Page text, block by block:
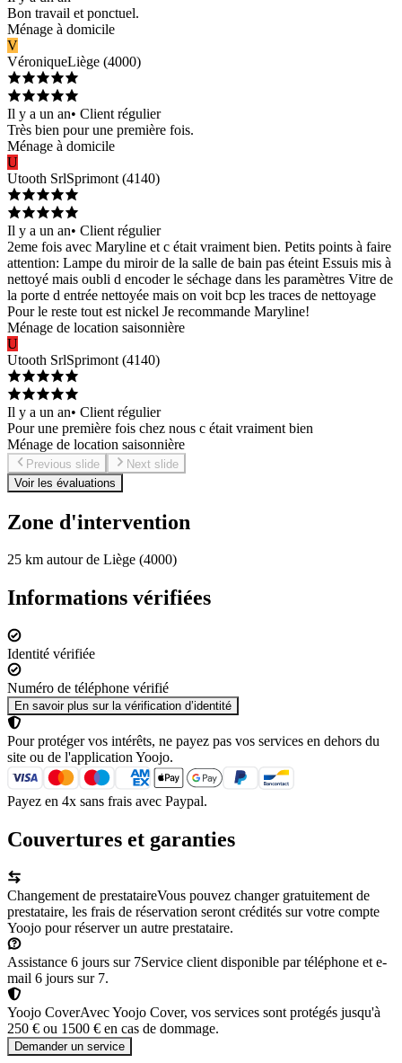
Bon travail et ponctuel.
Ménage à domicile
V
VéroniqueLiège (4000)
Il y a un an• Client régulier
Très bien pour une première fois.
Ménage à domicile
U
Utooth SrlSprimont (4140)
Il y a un an• Client régulier
2eme fois avec Maryline et c était vraiment bien. Petits points à faire
attention: Lampe du miroir de la salle de bain pas éteint Essuis mis à
nettoyé mais oubli d encoder le séchage dans les paramètres Vitre de
la porte d entrée nettoyée mais on voit bcp les traces de nettoyage
Pour le reste tout est nickel Je recommande Maryline!
Ménage de location saisonnière
U
Utooth SrlSprimont (4140)
Il y a un an• Client régulier
Pour une première fois chez nous c était vraiment bien
Ménage de location saisonnière
Previous slide
Next slide
Voir les évaluations
Zone d'intervention
25 km autour de Liège (4000)
Informations vérifiées
Identité vérifiée
Numéro de téléphone vérifié
En savoir plus sur la vérification d’identité
Pour protéger vos intérêts, ne payez pas vos services en dehors du
site ou de l'application Yoojo.
Payez en 4x sans frais avec Paypal.
Couvertures et garanties
Changement de prestataireVous pouvez changer gratuitement de
prestataire, les frais de réservation seront crédités sur votre compte
Yoojo pour réserver un autre prestataire.
Assistance 6 jours sur 7Service client disponible par téléphone et e-
mail 6 jours sur 7.
Yoojo CoverAvec Yoojo Cover, vos services sont protégés jusqu'à
250 € ou 1500 € en cas de dommage.
Demander un service